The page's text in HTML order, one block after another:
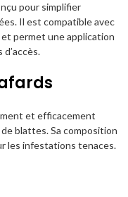
pour simplifier
Il est compatible avec
permet une application
et efficacement
blattes. Sa composition
les infestations tenaces.